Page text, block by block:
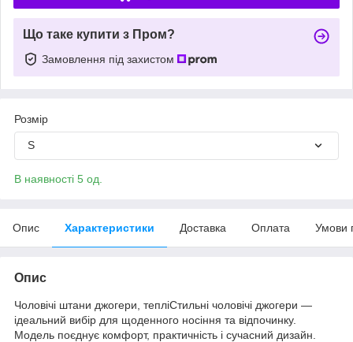
Що таке купити з Пром?
Замовлення під захистом
Розмір
S
В наявності 5 од.
Опис Характеристики Доставка Оплата Умови
Опис
Чоловічі штани джогери, тепліСтильні чоловічі джогери —
ідеальний вибір для щоденного носіння та відпочинку.
Модель поєднує комфорт, практичність і сучасний дизайн.